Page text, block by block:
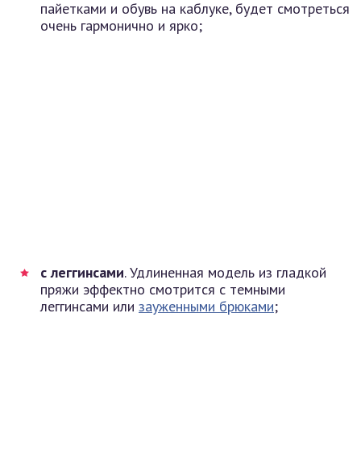
пайетками и обувь на каблуке, будет смотреться
очень гармонично и ярко;
с леггинсами. Удлиненная модель из гладкой
пряжи эффектно смотрится с темными
леггинсами или зауженными брюками;